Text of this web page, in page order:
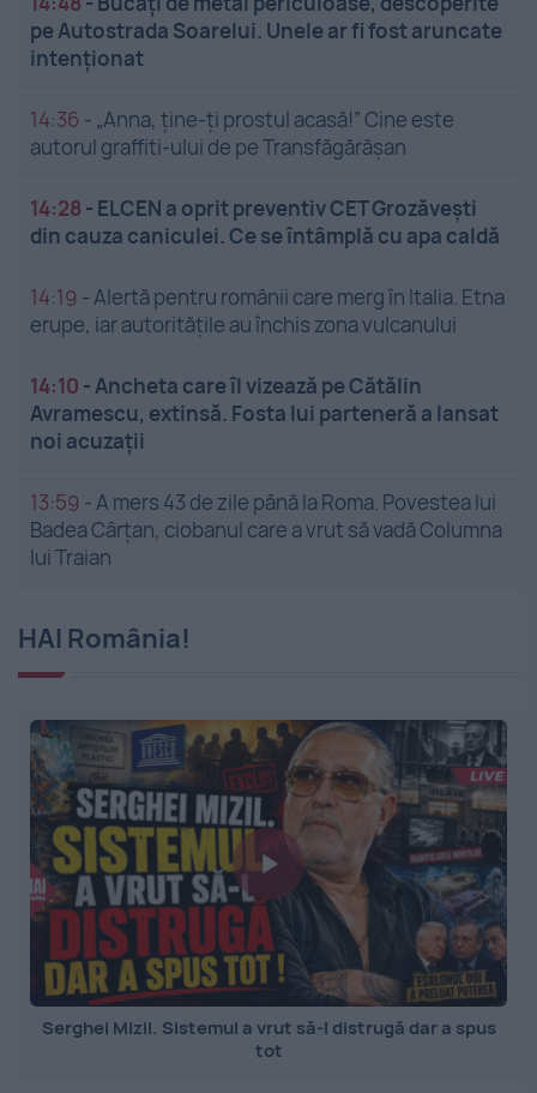
pe Autostrada Soarelui. Unele ar fi fost aruncate
intenționat
14:36 - „Anna, ține-ți prostul acasă!” Cine este
autorul graffiti-ului de pe Transfăgărășan
14:28 - ELCEN a oprit preventiv CET Grozăveşti
din cauza caniculei. Ce se întâmplă cu apa caldă
14:19 -Alertă pentru românii care merg în Italia. Etna
erupe, iar autoritățile au închis zona vulcanului
14:10 -Ancheta care îl vizează pe Cătălin
Avramescu, extinsă. Fosta lui parteneră a lansat
noi acuzații
13:59 -A mers 43 de zile până la Roma. Povestea lui
Badea Cârțan, ciobanul care a vrut să vadă Columna
lui Traian
HAI România!
Serghei Mizil. Sistemul a vrut să-l distrugă dar a spus
tot